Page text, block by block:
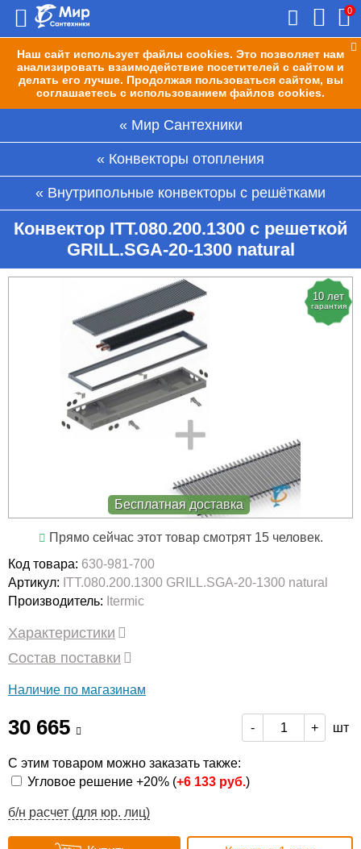
Наш сайт использует файлы cookies. Это позволяет нам
анализировать взаимодействие посетителей с сайтом и
делать его лучше. Продолжая пользоваться сайтом, вы
соглашаетесь с использованием файлов cookies.
0
Мир Сантехники
Конвекторы отопления
Внутрипольные конвекторы с решётками
Конвектор ITT.080.200.1300 с решеткой
GRILL.SGA-20-1300 natural
10 лет
гарантия
Бесплатная доставка
Прямо сейчас этот товар смотрят 15 человек.
Код товара: 630-981-700
Артикул: ITT.080.200.1300 GRILL.SGA-20-1300 natural
Производитель: Itermic
Характеристики
Состав поставки
Наличие по магазинам
30 665 - + шт
С этим товаром можно заказать также:
Угловое решение +20% (+6 133 руб.)
б/н расчет (для юр. лиц)